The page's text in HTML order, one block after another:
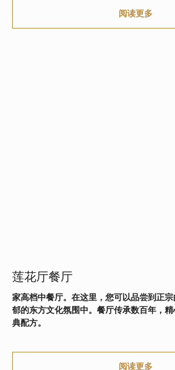
阅读更多
莲花厅餐厅
家高档中餐厅。在这里，您可以品尝到正
郁的东方文化氛围中。餐厅传承数百年，
典配方。
阅读更多